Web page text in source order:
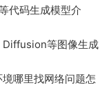
代码生成模型介
Diffusion等图像生成
哪里找网络问题怎